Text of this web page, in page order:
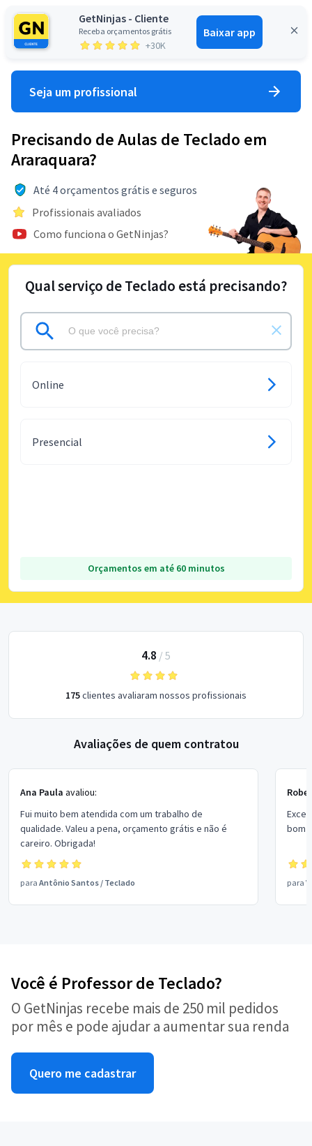
GetNinjas - Cliente
Receba orçamentos grátis
+30K
Baixar app
Entrar
Seja um profissional
Precisando de Aulas de Teclado em
Araraquara?
Até 4 orçamentos grátis e seguros
Profissionais avaliados
Como funciona o GetNinjas?
Qual serviço de Teclado está precisando?
Online
Presencial
Orçamentos em até 60 minutos
4.8 / 5
175clientes avaliaram nossos profissionais
Avaliações de quem contratou
Ana Paula avaliou:
Fui muito bem atendida com um trabalho de
qualidade. Valeu a pena, orçamento grátis e não é
careiro. Obrigada!
para Antônio Santos / Teclado
bom
para
Você é Professor de Teclado?
O GetNinjas recebe mais de 250 mil pedidos
por mês e pode ajudar a aumentar sua renda
Quero me cadastrar